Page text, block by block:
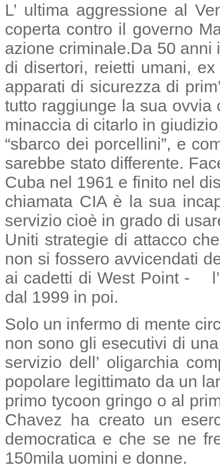
L’ ultima aggressione al
coperta contro il governo
azione criminale.Da 50 anni
di disertori, reietti umani,
apparati di sicurezza di
tutto raggiunge la sua
minaccia di citarlo in
“sbarco dei porcellini”, e
sarebbe stato differente.
Cuba nel 1961 e finito nel
chiamata CIA è la sua
servizio cioè in grado di
Uniti strategie di attacco
non si fossero avvicendati
ai cadetti di West Point - l’
dal 1999 in poi.
Solo un infermo di mente
non sono gli esecutivi di
servizio dell’ oligarchia
popolare legittimato da un
primo tycoon gringo o al
Chavez ha creato un
democratica e che se ne
150mila uomini e donne.